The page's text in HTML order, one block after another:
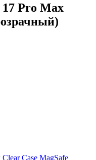
17 Pro Max